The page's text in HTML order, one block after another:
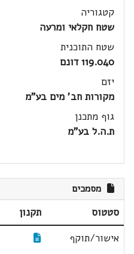
קטגוריה
שטח חקלאי ומרעה
שטח התוכנית
119.040 דונם
יזם
מקורות חב' מים בע"מ
גוף מתכנן
ת.ה.ל בע"מ
מסמכים
סטטוס תקנון
אישור/תוקף